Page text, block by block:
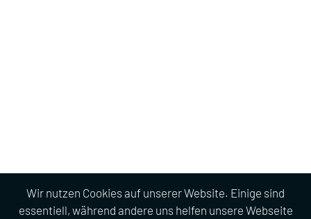
Wir nutzen Cookies auf unserer Website. Einige sind
essentiell, während andere uns helfen unsere Webseite